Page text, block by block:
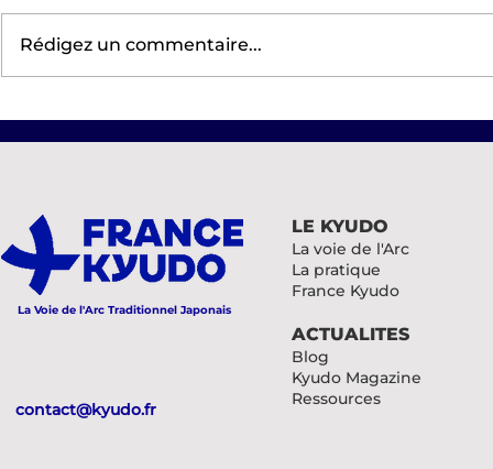
Rédigez un commentaire...
La Voie de l'Arc Traditionnel Japonais
contact@kyudo.fr
LE KYUDO
La voie de l'Arc
La pratique
France Kyudo
ACTUALITES
Blog
Kyudo Magazine
Ressources